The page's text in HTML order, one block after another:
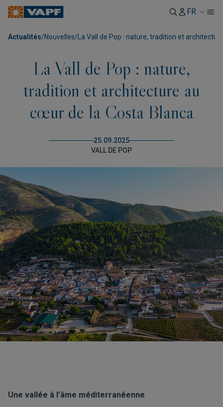
FR
Actualités/Nouvelles/ La Vall de Pop : nature, tradition et
La Vall de Pop : nature,
tradition et architecture au
cœur de la Costa Blanca
25.09.2025
VALL DE POP
Une vallée à l’âme méditerranéenne